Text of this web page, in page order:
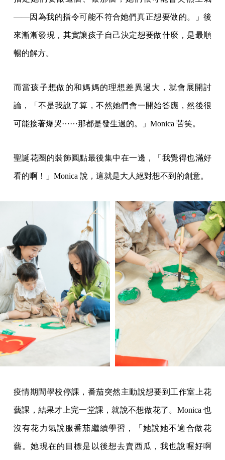
——因為我的指令可能不符合她們真正想要做的。」後
來漸漸發現，其實讓孩子自己決定想要做什麼，是最順
暢的解方。
而當孩子想做的和媽媽的理想差異過大，就會展開討
論，「不是我說了算，不然她們會一開始答應，然後很
可能接著爆哭⋯⋯那都是發生過的。」Monica 苦笑。
聖誕花圈的裝飾圓點最後集中在一邊，「我覺得也滿好
看的啊！」Monica 說，這就是大人絕對想不到的創意。
疫情期間學校停課，番茄突然主動說想要到工作室上花
藝課，結果才上完一堂課，就說不想做花了。Monica 也
沒有花力氣說服番茄繼續學習，「她說她不適合做花
藝。她現在的目標是以後想去賣西瓜，我也說喔好啊